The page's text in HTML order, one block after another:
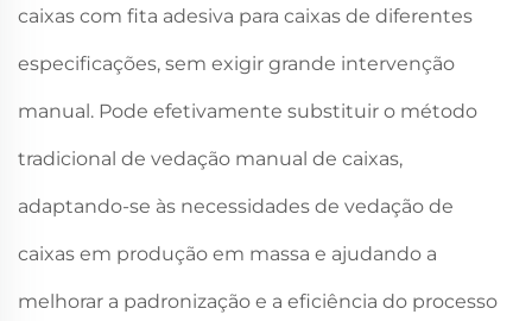
caixas com fita adesiva para caixas de diferentes
especificações, sem exigir grande intervenção
manual. Pode efetivamente substituir o método
tradicional de vedação manual de caixas,
adaptando-se às necessidades de vedação de
caixas em produção em massa e ajudando a
melhorar a padronização e a eficiência do processo